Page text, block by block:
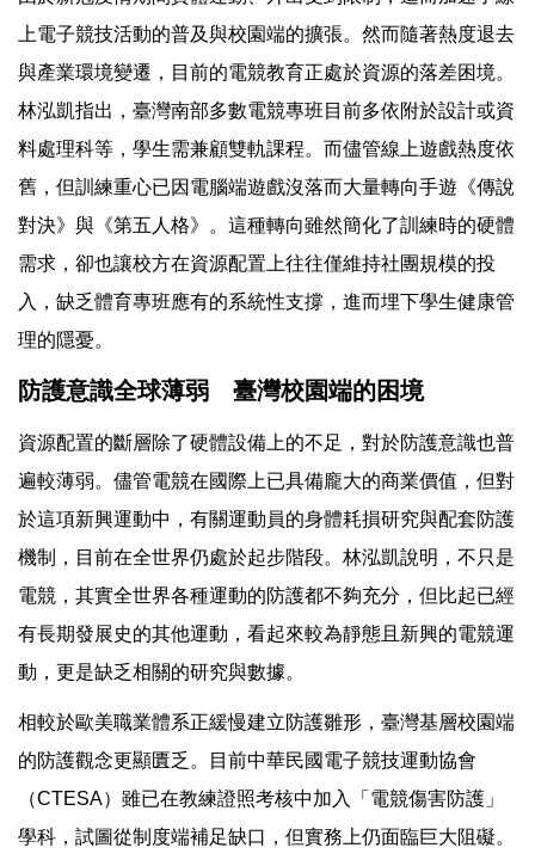
上電子競技活動的普及與校園端的擴張。然而隨著熱度退去
與產業環境變遷，目前的電競教育正處於資源的落差困境。
林泓凱指出，臺灣南部多數電競專班目前多依附於設計或資
料處理科等，學生需兼顧雙軌課程。而儘管線上遊戲熱度依
舊，但訓練重心已因電腦端遊戲沒落而大量轉向手遊《傳說
對決》與《第五人格》。這種轉向雖然簡化了訓練時的硬體
需求，卻也讓校方在資源配置上往往僅維持社團規模的投
入，缺乏體育專班應有的系統性支撐，進而埋下學生健康管
理的隱憂。
防護意識全球薄弱 臺灣校園端的困境
資源配置的斷層除了硬體設備上的不足，對於防護意識也普
遍較薄弱。儘管電競在國際上已具備龐大的商業價值，但對
於這項新興運動中，有關運動員的身體耗損研究與配套防護
機制，目前在全世界仍處於起步階段。林泓凱說明，不只是
電競，其實全世界各種運動的防護都不夠充分，但比起已經
有長期發展史的其他運動，看起來較為靜態且新興的電競運
動，更是缺乏相關的研究與數據。
相較於歐美職業體系正緩慢建立防護雛形，臺灣基層校園端
的防護觀念更顯匱乏。目前中華民國電子競技運動協會
（CTESA）雖已在教練證照考核中加入「電競傷害防護」
學科，試圖從制度端補足缺口，但實務上仍面臨巨大阻礙。